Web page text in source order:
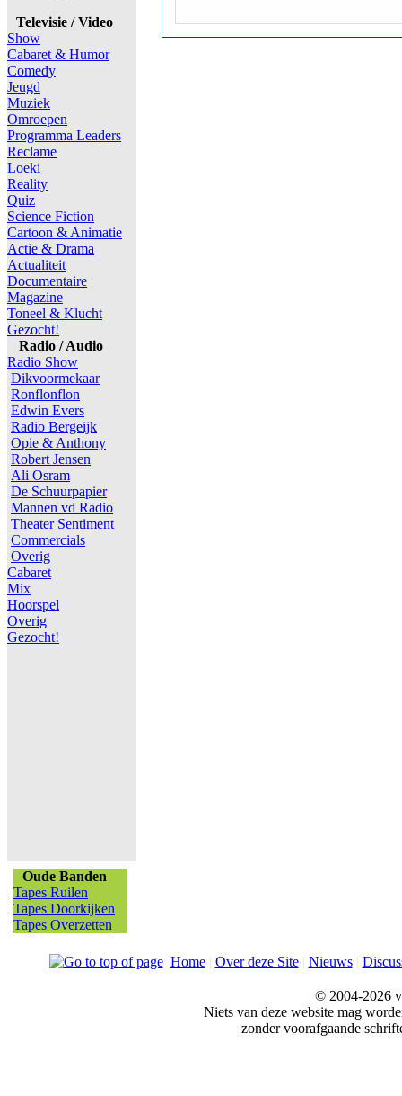
Televisie / Video
Show
Cabaret & Humor
Comedy
Jeugd
Muziek
Omroepen
Programma Leaders
Reclame
Loeki
Reality
Quiz
Science Fiction
Cartoon & Animatie
Actie & Drama
Actualiteit
Documentaire
Magazine
Toneel & Klucht
Gezocht!
Radio / Audio
Radio Show
Dikvoormekaar
Ronflonflon
Edwin Evers
Radio Bergeijk
Opie & Anthony
Robert Jensen
Ali Osram
De Schuurpapier
Mannen vd Radio
Theater Sentiment
Commercials
Overig
Cabaret
Mix
Hoorspel
Overig
Gezocht!
Oude Banden
Tapes Ruilen
Tapes Doorkijken
Tapes Overzetten
Home| Over deze Site| Nieuws|
© 2004-2026
Niets van deze website mag
zonder voorafgaande